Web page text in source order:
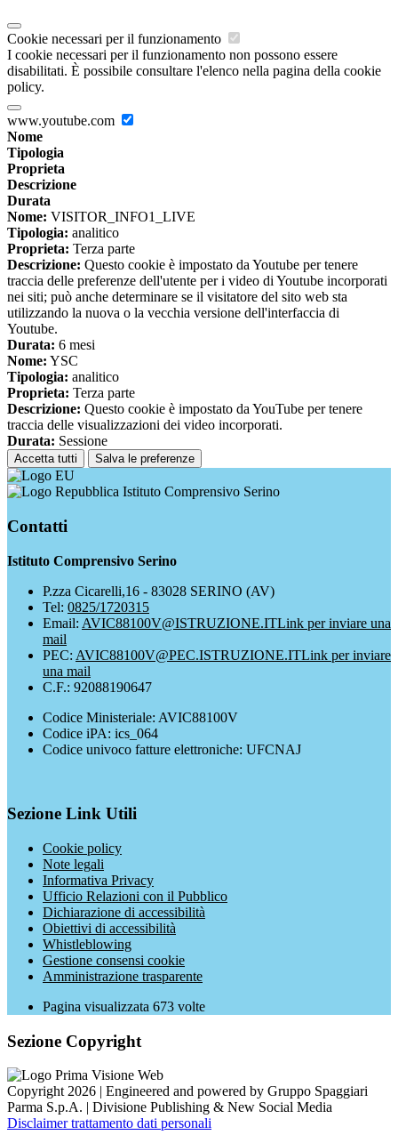
Cookie necessari per il funzionamento
I cookie necessari per il funzionamento non possono essere
disabilitati. È possibile consultare l'elenco nella pagina della cookie
policy.
www.youtube.com
Nome
Tipologia
Proprieta
Descrizione
Durata
Nome: VISITOR_INFO1_LIVE
Tipologia: analitico
Proprieta: Terza parte
Descrizione: Questo cookie è impostato da Youtube per tenere
traccia delle preferenze dell'utente per i video di Youtube incorporati
nei siti; può anche determinare se il visitatore del sito web sta
utilizzando la nuova o la vecchia versione dell'interfaccia di
Youtube.
Durata: 6 mesi
Nome: YSC
Tipologia: analitico
Proprieta: Terza parte
Descrizione: Questo cookie è impostato da YouTube per tenere
traccia delle visualizzazioni dei video incorporati.
Durata: Sessione
Accetta tutti Salva le preferenze
Istituto Comprensivo Serino
Contatti
Istituto Comprensivo Serino
P.zza Cicarelli,16 - 83028 SERINO (AV)
Tel: 0825/1720315
Email: AVIC88100V@ISTRUZIONE.ITLink per inviare una
mail
PEC: AVIC88100V@PEC.ISTRUZIONE.ITLink per inviare
una mail
C.F.: 92088190647
Codice Ministeriale: AVIC88100V
Codice iPA: ics_064
Codice univoco fatture elettroniche: UFCNAJ
Sezione Link Utili
Cookie policy
Note legali
Informativa Privacy
Ufficio Relazioni con il Pubblico
Dichiarazione di accessibilità
Obiettivi di accessibilità
Whistleblowing
Gestione consensi cookie
Amministrazione trasparente
Pagina visualizzata 673 volte
Sezione Copyright
Copyright 2026 | Engineered and powered by Gruppo Spaggiari
Parma S.p.A. | Divisione Publishing & New Social Media
Disclaimer trattamento dati personali